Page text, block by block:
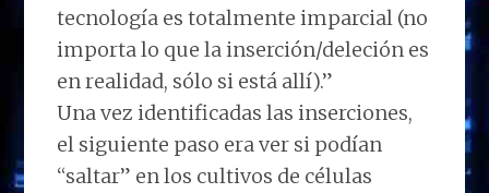
tecnología es totalmente imparcial (no
importa lo que la inserción/deleción es
en realidad, sólo si está allí).”
Una vez identificadas las inserciones,
el siguiente paso era ver si podían
“saltar” en los cultivos de células